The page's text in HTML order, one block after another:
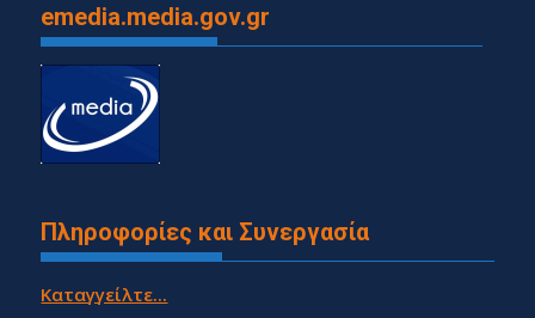
emedia.media.gov.gr
Πληροφορίες και Συνεργασία
Καταγγείλτε...